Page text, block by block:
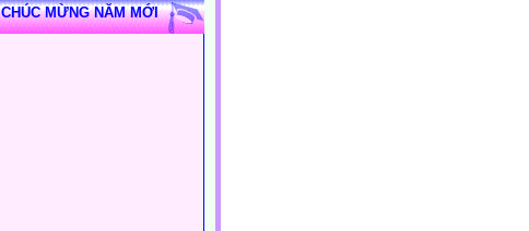
CHÚC MỪNG NĂM MỚI